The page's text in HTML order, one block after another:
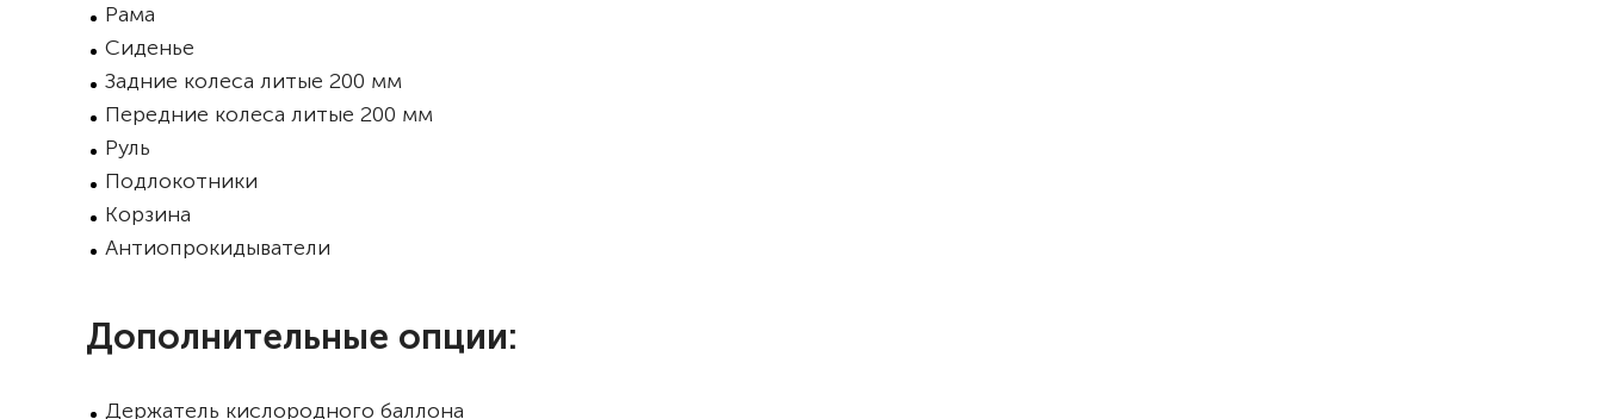
Рама
Сиденье
Задние колеса литые 200 мм
Передние колеса литые 200 мм
Руль
Подлокотники
Корзина
Антиопрокидыватели
Дополнительные опции:
Держатель кислородного баллона